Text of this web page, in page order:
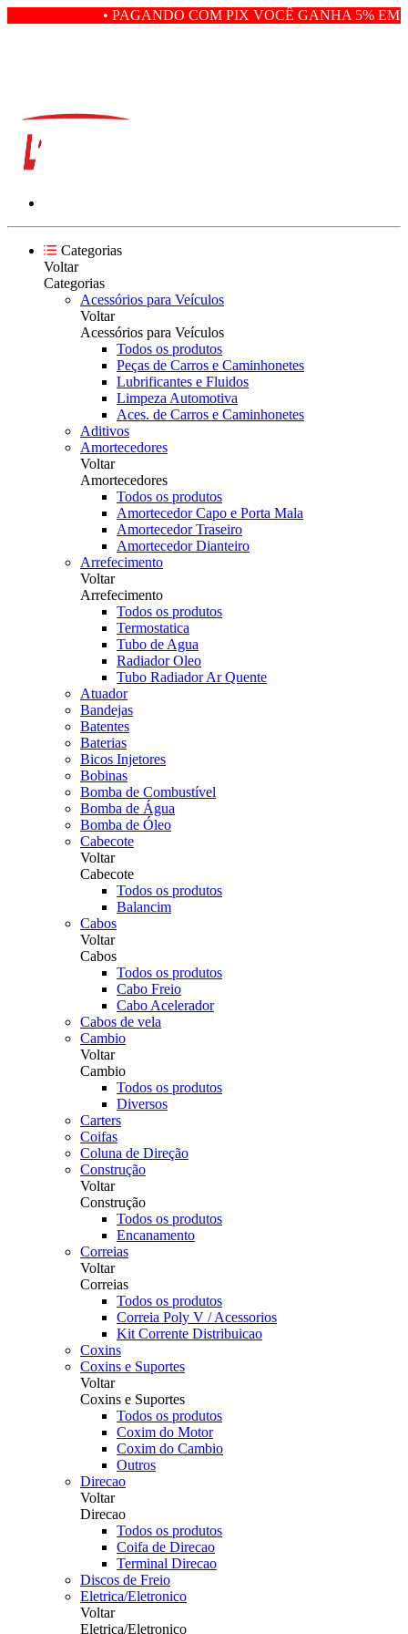
• PAGANDO COM PIX VOCÊ GANHA 5% EM
Categorias
Voltar
Categorias
Acessórios para Veículos
Voltar
Acessórios para Veículos
Todos os produtos
Peças de Carros e Caminhonetes
Lubrificantes e Fluidos
Limpeza Automotiva
Aces. de Carros e Caminhonetes
Aditivos
Amortecedores
Voltar
Amortecedores
Todos os produtos
Amortecedor Capo e Porta Mala
Amortecedor Traseiro
Amortecedor Dianteiro
Arrefecimento
Voltar
Arrefecimento
Todos os produtos
Termostatica
Tubo de Agua
Radiador Oleo
Tubo Radiador Ar Quente
Atuador
Bandejas
Batentes
Baterias
Bicos Injetores
Bobinas
Bomba de Combustível
Bomba de Água
Bomba de Óleo
Cabecote
Voltar
Cabecote
Todos os produtos
Balancim
Cabos
Voltar
Cabos
Todos os produtos
Cabo Freio
Cabo Acelerador
Cabos de vela
Cambio
Voltar
Cambio
Todos os produtos
Diversos
Carters
Coifas
Coluna de Direção
Construção
Voltar
Construção
Todos os produtos
Encanamento
Correias
Voltar
Correias
Todos os produtos
Correia Poly V / Acessorios
Kit Corrente Distribuicao
Coxins
Coxins e Suportes
Voltar
Coxins e Suportes
Todos os produtos
Coxim do Motor
Coxim do Cambio
Outros
Direcao
Voltar
Direcao
Todos os produtos
Coifa de Direcao
Terminal Direcao
Discos de Freio
Eletrica/Eletronico
Voltar
Eletrica/Eletronico